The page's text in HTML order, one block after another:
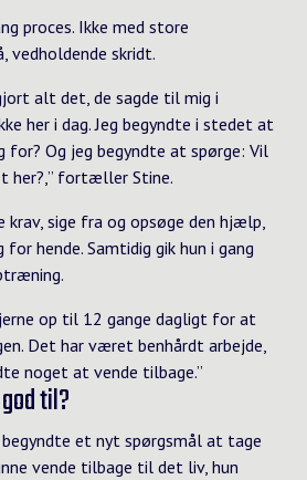
proces. Ikke med store
vedholdende skridt.
alt det, de sagde til mig i
her i dag. Jeg begyndte i stedet at
for? Og jeg begyndte at spørge: Vil
her?,” fortæller Stine.
sige fra og opsøge den hjælp,
hende. Samtidig gik hun i gang
op til 12 gange dagligt for at
Det har været benhårdt arbejde,
noget at vende tilbage.”
til?
begyndte et nyt spørgsmål at tage
vende tilbage til det liv, hun